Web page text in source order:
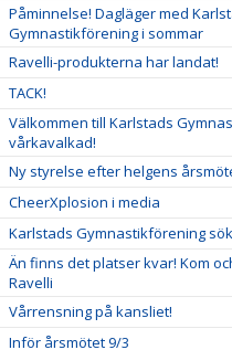
Påminnelse! Dagläger med
Gymnastikförening i sommar
Ravelli-produkterna har landat!
TACK!
Välkommen till Karlstads
vårkavalkad!
Ny styrelse efter helgens
CheerXplosion i media
Karlstads Gymnastikförening
Än finns det platser kvar! Kom
Ravelli
Vårrensning på kansliet!
Inför årsmötet 9/3